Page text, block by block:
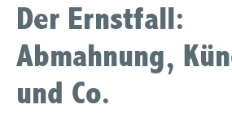
Der Ernstfall:
Abmahnung,
und Co.